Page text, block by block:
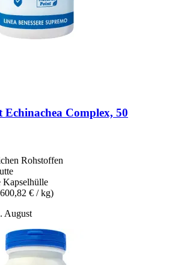
Echinachea Complex, 50
Rohstoffen
Kapselhülle
€ / kg)
August